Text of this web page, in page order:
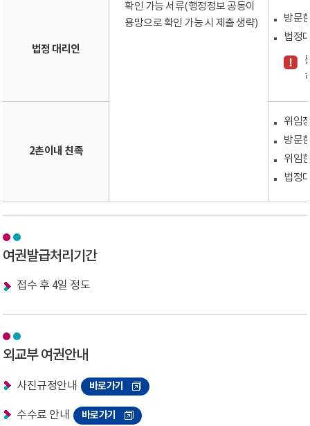
확인 가능 서류(행정정보 공동이
용망으로 확인 가능 시 제출 생략)
법정 대리인
방문
법정
2촌이내 친족
위임
방문
위임
법정
여권발급처리기간
접수 후 4일 정도
외교부 여권안내
사진규정안내 바로가기
수수료 안내 바로가기